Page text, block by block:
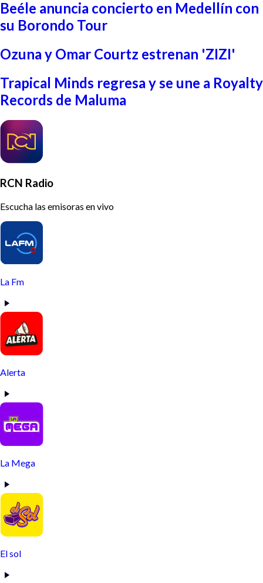
Beéle anuncia concierto en Medellín con
su Borondo Tour
Ozuna y Omar Courtz estrenan 'ZIZI'
Trapical Minds regresa y se une a Royalty
Records de Maluma
RCN Radio
Escucha las emisoras en vivo
La Fm
Alerta
La Mega
El sol